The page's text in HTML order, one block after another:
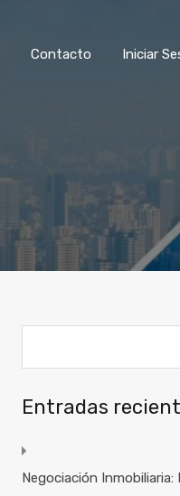
Contacto Iniciar
Entradas
Negociación Inmobiliaria: